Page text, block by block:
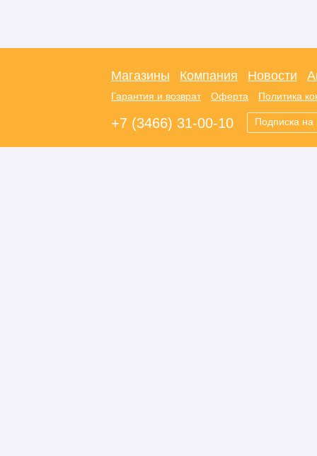
Магазины Компания Новости
Гарантия и возврат Оферта Политика
+7 (3466) 31-00-10 Подписка на